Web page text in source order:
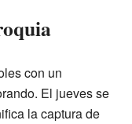
con un
El jueves se
la captura de